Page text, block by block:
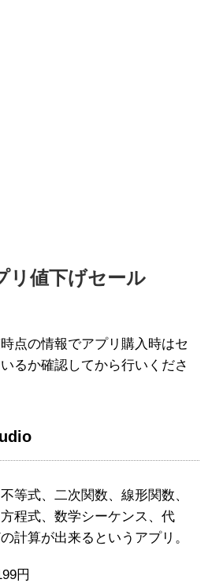
リ値下げセール
点の情報でアプリ購入時はセ
るか確認してから行いくださ
等式、二次関数、線形関数、
程式、数学シーケンス、代
計算が出来るというアプリ。
円